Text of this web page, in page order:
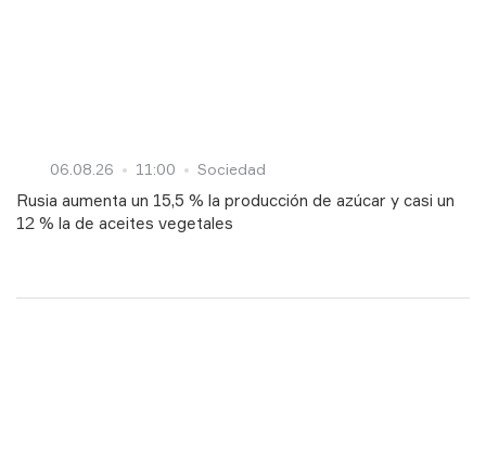
06.08.26 11:00 Sociedad
Rusia aumenta un 15,5 % la producción de azúcar y casi un
12 % la de aceites vegetales